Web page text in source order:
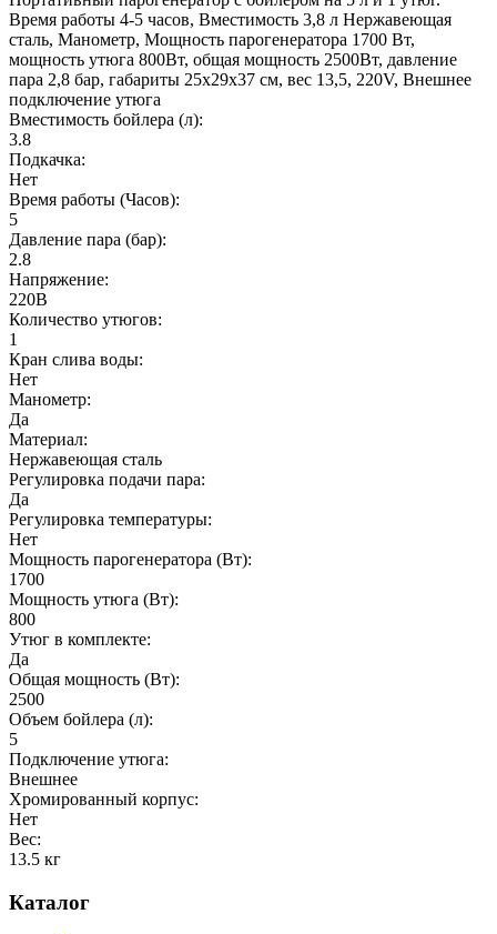
Время работы 4-5 часов, Вместимость 3,8 л Нержавеющая
сталь, Манометр, Мощность парогенератора 1700 Вт,
мощность утюга 800Вт, общая мощность 2500Вт, давление
пара 2,8 бар, габариты 25х29х37 см, вес 13,5, 220V, Внешнее
подключение утюга
Вместимость бойлера (л):
3.8
Подкачка:
Нет
Время работы (Часов):
5
Давление пара (бар):
2.8
Напряжение:
220В
Количество утюгов:
1
Кран слива воды:
Нет
Манометр:
Да
Материал:
Нержавеющая сталь
Регулировка подачи пара:
Да
Регулировка температуры:
Нет
Мощность парогенератора (Вт):
1700
Мощность утюга (Вт):
800
Утюг в комплекте:
Да
Общая мощность (Вт):
2500
Объем бойлера (л):
5
Подключение утюга:
Внешнее
Хромированный корпус:
Нет
Вес:
13.5 кг
Каталог